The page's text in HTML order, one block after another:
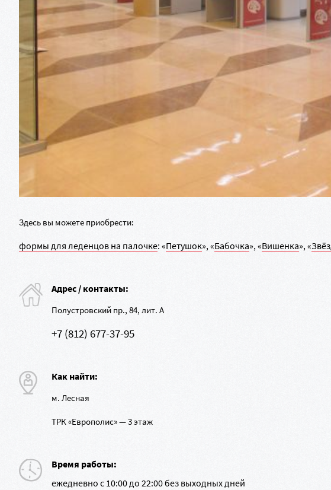
Здесь вы можете приобрести:
формы для леденцов на палочке: «Петушок», «Бабочка», «Вишенка», «
Адрес / контакты:
Полустровский пр., 84, лит. А
+7 (812) 677-37-95
Как найти:
м. Лесная
ТРК «Европолис» — 3 этаж
Время работы:
ежедневно с 10:00 до 22:00 без выходных дней